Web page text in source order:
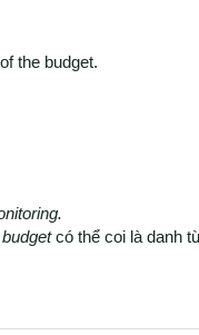
the budget.
có thể coi là danh